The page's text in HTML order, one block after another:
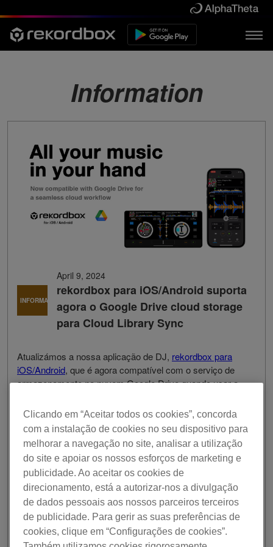
Information
INFORMAÇÕES
April 9, 2024
rekordbox para iOS/Android suporta
agora o Google Drive cloud storage
para Cloud Library Sync
Atualizámos a nossa aplicação de DJ, rekordbox para
iOS/Android, que é agora compatível com o serviço de
armazenamento na nuvem Google Drive quando usar a
Pode descarregar a última versão do rekordbox para
iOS/Android da App Store ou do Google Play
gratuitamente.
O rekordbox para iOS/Android é uma aplicação de DJ
que lhe permite desfrutar do DJing a qualquer hora, em
qualquer lugar, com um único smartphone ou tablet.
Clicando em “Aceitar todos os cookies”, concorda
com a instalação de cookies no seu dispositivo para
melhorar a navegação no site, analisar a utilização
do site e apoiar os nossos esforços de marketing e
publicidade. Ao aceitar os cookies de
direcionamento, está a autorizar-nos a divulgação
de dados pessoais aos nossos parceiros terceiros
de publicidade. Para gerir as suas preferências de
cookies, clique em “Configurações de cookies”.